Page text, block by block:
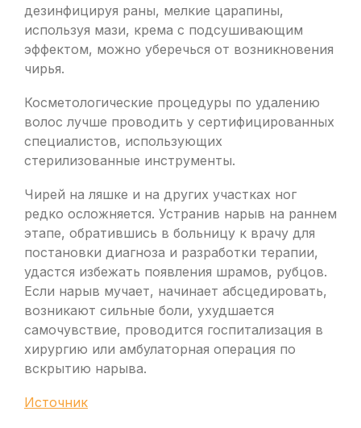
дезинфицируя раны, мелкие царапины,
используя мази, крема с подсушивающим
эффектом, можно уберечься от возникновения
чирья.
Косметологические процедуры по удалению
волос лучше проводить у сертифицированных
специалистов, использующих
стерилизованные инструменты.
Чирей на ляшке и на других участках ног
редко осложняется. Устранив нарыв на раннем
этапе, обратившись в больницу к врачу для
постановки диагноза и разработки терапии,
удастся избежать появления шрамов, рубцов.
Если нарыв мучает, начинает абсцедировать,
возникают сильные боли, ухудшается
самочувствие, проводится госпитализация в
хирургию или амбулаторная операция по
вскрытию нарыва.
Источник